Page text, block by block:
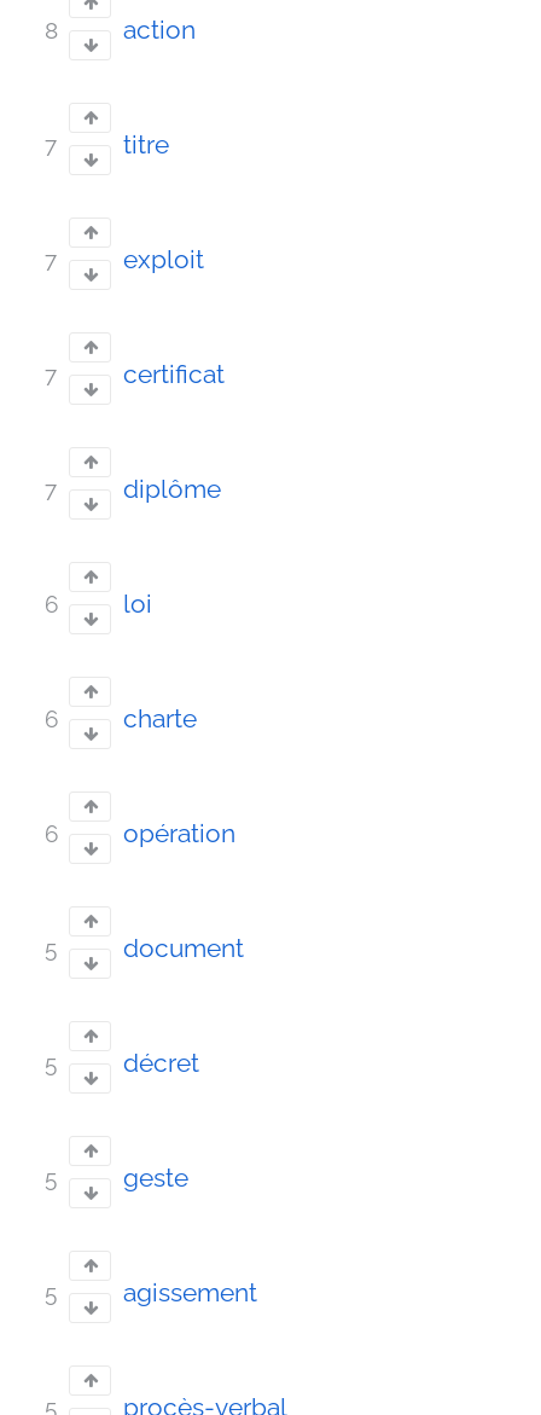
8 action
7 titre
7 exploit
7 certificat
7 diplôme
6 loi
6 charte
6 opération
5 document
5 décret
5 geste
5 agissement
5 procès-verbal